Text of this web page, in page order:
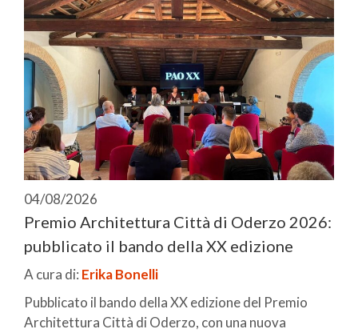
04/08/2026
Premio Architettura Città di Oderzo 2026:
pubblicato il bando della XX edizione
A cura di: Erika Bonelli
Pubblicato il bando della XX edizione del Premio
Architettura Città di Oderzo, con una nuova